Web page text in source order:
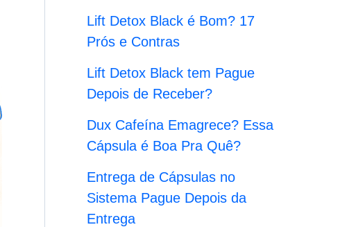
Lift Detox Black é Bom? 17
Prós e Contras
Lift Detox Black tem Pague
Depois de Receber?
Dux Cafeína Emagrece? Essa
Cápsula é Boa Pra Quê?
Entrega de Cápsulas no
Sistema Pague Depois da
Entrega